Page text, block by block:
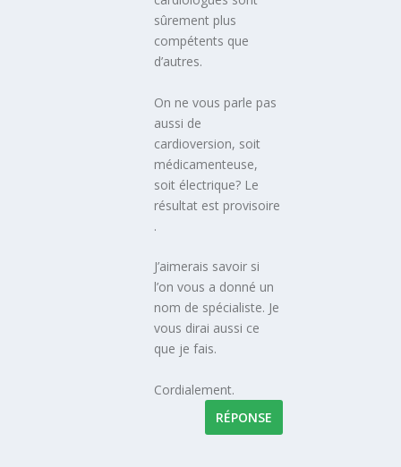
sûrement plus
compétents que
d’autres.
On ne vous parle pas
aussi de
cardioversion, soit
médicamenteuse,
soit électrique? Le
résultat est provisoire
.
J’aimerais savoir si
l’on vous a donné un
nom de spécialiste. Je
vous dirai aussi ce
que je fais.
Cordialement.
RÉPONSE